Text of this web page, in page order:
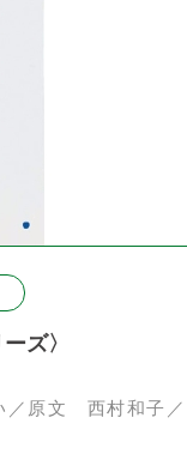
ーズ〉
／原文 西村和子／